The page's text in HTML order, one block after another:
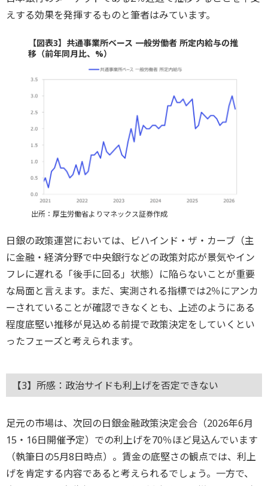
えする効果を発揮するものと筆者はみています。
【図表3】共通事業所ベース 一般労働者 所定内給与の推
移（前年同月比、%）
出所：厚生労働省よりマネックス証券作成
日銀の政策運営においては、ビハインド・ザ・カーブ（主
に金融・経済分野で中央銀行などの政策対応が景気やイン
フレに遅れる「後手に回る」状態）に陥らないことが重要
な局面と言えます。まだ、実測される指標では2％にアンカ
ーされていることが確認できなくとも、上述のようにある
程度底堅い推移が見込める前提で政策決定をしていくとい
ったフェーズと考えられます。
【3】所感：政治サイドも利上げを否定できない
足元の市場は、次回の日銀金融政策決定会合（2026年6月
15・16日開催予定）での利上げを70％ほど見込んでいます
（執筆日の5月8日時点）。賃金の底堅さの観点では、利上
げを肯定する内容であると考えられるでしょう。一方で、